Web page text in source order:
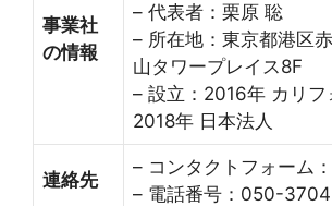
事業社
の情報
– 代表者：栗原 聡
– 所在地：東京都港区
山タワープレイス8F
– 設立：2016年 カリフ
2018年 日本法人
連絡先
– コンタクトフォーム：
– 電話番号：050-